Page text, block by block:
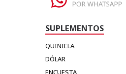
SUPLEMENTOS
QUINIELA
DÓLAR